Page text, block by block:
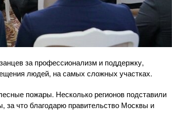
за профессионализм и поддержку,
людей, на самых сложных участках.
пожары. Несколько регионов подставили
что благодарю правительство Москвы и